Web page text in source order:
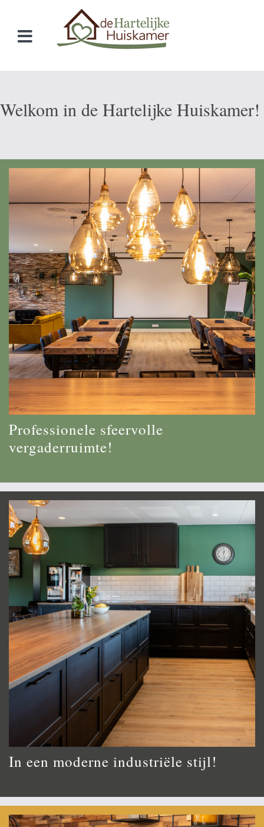
Welkom in de Hartelijke Huiskamer!
Professionele sfeervolle
vergaderruimte!
In een moderne industriële stijl!